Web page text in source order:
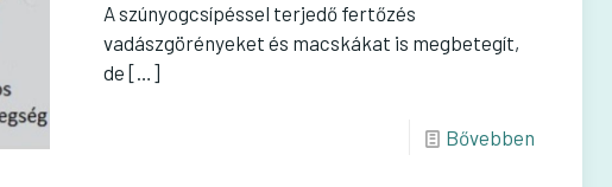
A szúnyogcsípéssel terjedő fertőzés
vadászgörényeket és macskákat is megbetegít,
de […]
Bővebben